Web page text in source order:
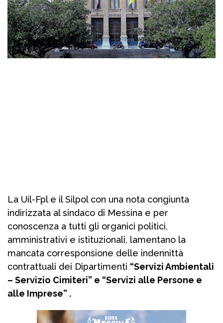
La Uil-Fpl e il Silpol con una nota congiunta
indirizzata al sindaco di Messina e per
conoscenza a tutti gli organici politici,
amministrativi e istituzionali, lamentano la
mancata corresponsione delle indennittà
contrattuali dei Dipartimenti “Servizi Ambientali
– Servizio Cimiteri” e “Servizi alle Persone e
alle Imprese” .